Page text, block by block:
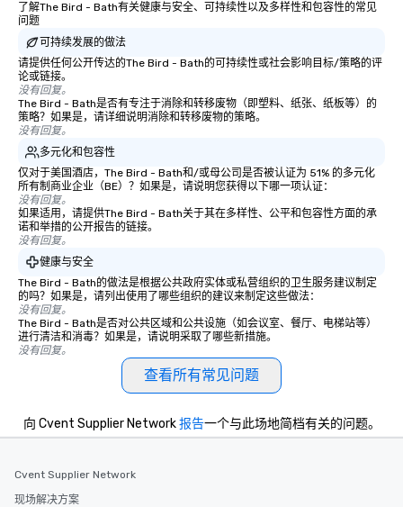
了解The Bird - Bath有关健康与安全、可持续性以及多样性和包容性的常见
问题
可持续发展的做法
请提供任何公开传达的The Bird - Bath的可持续性或社会影响目标/策略的评
论或链接。
没有回复。
The Bird - Bath是否有专注于消除和转移废物（即塑料、纸张、纸板等）的
策略？如果是，请详细说明消除和转移废物的策略。
没有回复。
多元化和包容性
仅对于美国酒店，The Bird - Bath和/或母公司是否被认证为 51% 的多元化
所有制商业企业（BE）？如果是，请说明您获得以下哪一项认证：
没有回复。
如果适用，请提供The Bird - Bath关于其在多样性、公平和包容性方面的承
诺和举措的公开报告的链接。
没有回复。
健康与安全
The Bird - Bath的做法是根据公共政府实体或私营组织的卫生服务建议制定
的吗？如果是，请列出使用了哪些组织的建议来制定这些做法：
没有回复。
The Bird - Bath是否对公共区域和公共设施（如会议室、餐厅、电梯站等）
进行清洁和消毒？如果是，请说明采取了哪些新措施。
没有回复。
查看所有常见问题
向 Cvent Supplier Network报告一个与此场地简档有关的问题。
Cvent Supplier Network
现场解决方案